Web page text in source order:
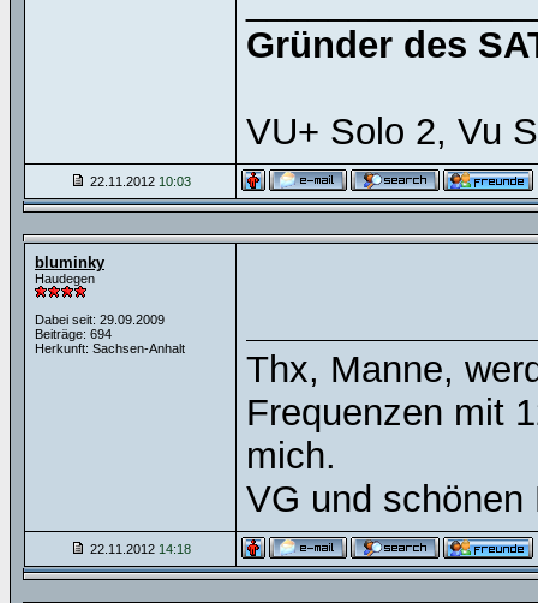
Gründer des
VU+ Solo 2, Vu
22.11.2012 10:03
bluminky
Haudegen
Dabei seit: 29.09.2009
Beiträge: 694
Herkunft: Sachsen-Anhalt
Thx, Manne,
Frequenzen mit
mich.
VG und schönen
22.11.2012 14:18